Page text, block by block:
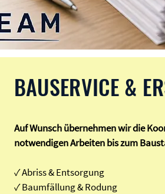
BAUSERVICE &
Auf Wunsch übernehmen wir die
notwendigen Arbeiten bis zum
✓ Abriss & Entsorgung
✓ Baumfällung & Rodung